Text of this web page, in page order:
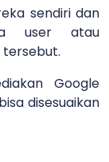
sendiri dan
user atau
tersebut.
Google
disesuaikan